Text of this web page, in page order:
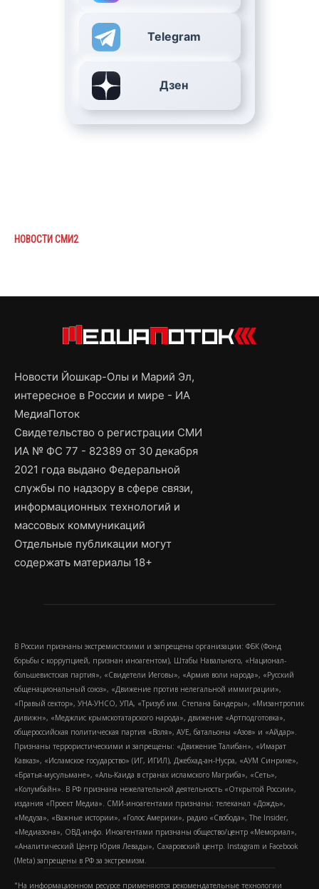
Telegram
Дзен
НОВОСТИ СМИ2
Новости Йошкар-Олы и Марий Эл,
интересное в России и мире - ИА
МедиаПоток
Свидетельство о регистрации СМИ
ИА № ФС 77 - 82389 от 30 декабря
2021 года выдано Федеральной
службы по надзору в сфере связи,
информационных технологий и
массовых коммуникаций
Отдельные публикации могут
содержать материалы 18+
В России признаны экстремистскими и запрещены организации: ФБК (Фонд
борьбы с коррупцией, признан иноагентом), Штабы Навального, «Национал-
большевистская партия», «Свидетели Иеговы», «Армия воли народа», «Русский
общенациональный союз», «Движение против нелегальной иммиграции»,
«Правый сектор», УНА-УНСО, УПА, «Тризуб им. Степана Бандеры», «Мизантропик
дивижн», «Меджлис крымскотатарского народа», движение «Артподготовка»,
общероссийская политическая партия «Воля», АУЕ, батальоны «Азов» и «Айдар».
Признаны террористическими и запрещены: «Движение Талибан», «Имарат
Кавказ», «Исламское государство» (ИГ, ИГИЛ), Джебхад-ан-Нусра, «АУМ Синрике»,
«Братья-мусульмане», «Аль-Каида в странах исламского Магриба», «Сеть»,
«Колумбайн». В РФ признана нежелательной деятельность «Открытой России»,
издания «Проект Медиа». СМИ-иноагентами признаны: телеканал «Дождь»,
«Медуза», «Важные истории», «Голос Америки», радио «Свобода», The Insider,
«Медиазона», ОВД-инфо. Иноагентами признаны общество/центр «Мемориал»,
«Аналитический Центр Юрия Левады», Сахаровский центр. Instagram и Facebook
(Metа) запрещены в РФ за экстремизм.
"На информационном ресурсе применяются рекомендательные технологии